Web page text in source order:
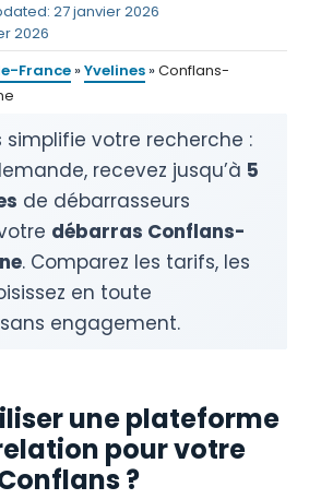
27 janvier 2026
2026
France »Yvelines »Conflans-
simplifie votre recherche :
recevez jusqu’à 5
de débarrasseurs
débarras Conflans-
. Comparez les tarifs, les
en toute
engagement.
une plateforme
pour votre
?